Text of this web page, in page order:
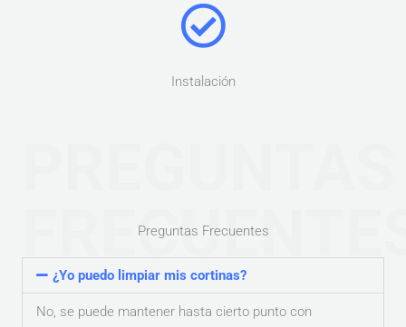
Instalación
Preguntas Frecuentes
¿Yo puedo limpiar mis cortinas?
No, se puede mantener hasta cierto punto con